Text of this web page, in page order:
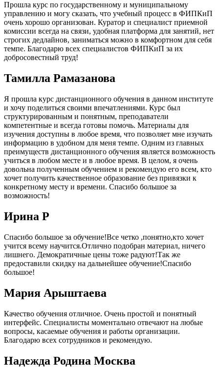
Прошла курс по государственному и муниципальному
управлению и могу сказать, что учебный процесс в ФИПКиП
очень хорошо организован. Куратор и специалист приемной
комиссии всегда на связи, удобная платформа для занятий, нет
строгих дедлайнов, заниматься можно в комфортном для себя
темпе. Благодарю всех специалистов ФИПКиП за их
добросовестный труд!
Тамилла Рамазанова
Я прошла курс дистанционного обучения в данном институте
и хочу поделиться своими впечатлениями. Курс был
структурированным и понятным, преподаватели
компетентные и всегда готовы помочь. Материалы для
изучения доступны в любое время, что позволяет мне изучать
информацию в удобном для меня темпе. Одним из главных
преимуществ дистанционного обучения является возможность
учиться в любом месте и в любое время. В целом, я очень
довольна полученным обучением и рекомендую его всем, кто
хочет получить качественное образование без привязки к
конкретному месту и времени. Спасибо большое за
возможность!
Ирина Р
Спасибо большое за обучение!Все четко ,понятно,кто хочет
учится всему научится.Отлично подобран материал, ничего
лишнего. Демократичные цены тоже радуют!Так же
предоставили скидку на дальнейшее обучение!Спасибо
большое!
Мария Арыштаева
Качество обучения отличное. Очень простой и понятный
интерфейс. Специалисты моментально отвечают на любые
вопросы, касаемые обучения и работы организации.
Благодарю всех сотрудников и рекомендую.
Надежда Родина Москва